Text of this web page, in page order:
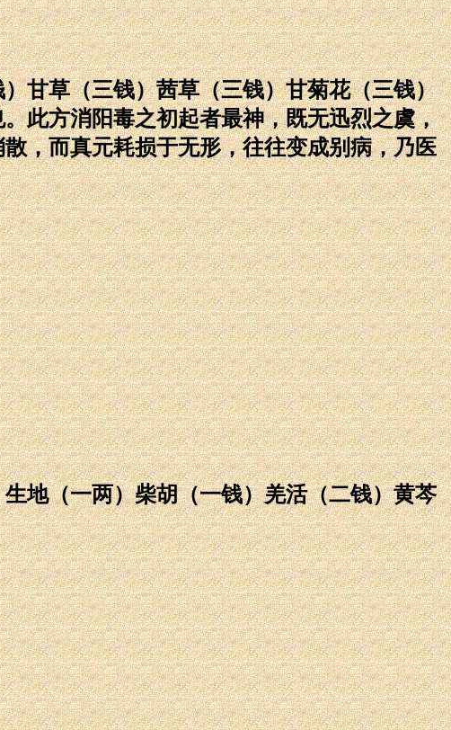
草（三钱）茜草（三钱）甘菊花（三钱）
此方消阳毒之初起者最神，既无迅烈之虞，
，而真元耗损于无形，往往变成别病，乃医
（一两）柴胡（一钱）羌活（二钱）黄芩